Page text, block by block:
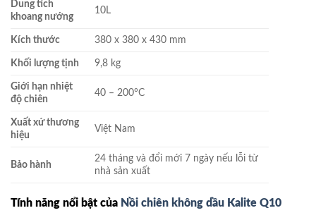
Dung tích
khoang nướng
10L
Kích thước 380 x 380 x 430 mm
Khối lượng tịnh 9,8 kg
Giới hạn nhiệt
độ chiên
40 – 200°C
Xuất xứ thương
hiệu
Việt Nam
Bảo hành
24 tháng và đổi mới 7 ngày nếu lỗi từ
nhà sản xuất
Tính năng nổi bật của Nồi chiên không dầu Kalite Q10